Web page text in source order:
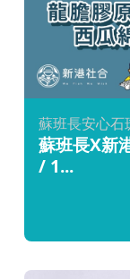
蘇班長安心石
蘇班長X新
/ 1...